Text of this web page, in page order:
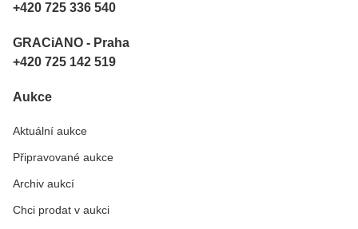
+420 725 336 540
GRACiANO - Praha
+420 725 142 519
Aukce
Aktuální aukce
Připravované aukce
Archiv aukcí
Chci prodat v aukci